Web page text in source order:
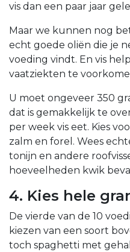
vis dan een paar jaar
Maar we kunnen nog
echt goede oliën die je
voeding vindt. En vis
vaatziekten te
U moet ongeveer 350
dat is gemakkelijk te
per week vis eet. Kies
zalm en forel. Wees
tonijn en andere
hoeveelheden kwik
4. Kies hele
De vierde van de 10
kiezen van een soort
toch spaghetti met